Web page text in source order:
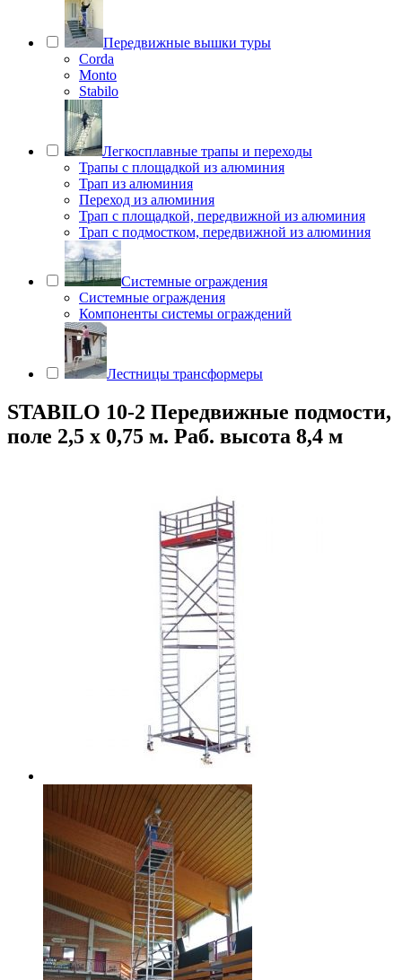
Передвижные вышки туры
Corda
Monto
Stabilo
Легкосплавные трапы и переходы
Трапы с площадкой из алюминия
Трап из алюминия
Переход из алюминия
Трап с площадкой, передвижной из алюминия
Трап с подмостком, передвижной из алюминия
Системные ограждения
Системные ограждения
Компоненты системы ограждений
Лестницы трансформеры
STABILO 10-2 Передвижные подмости,
поле 2,5 х 0,75 м. Раб. высота 8,4 м